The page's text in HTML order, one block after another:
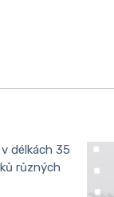
délkách 35
různých